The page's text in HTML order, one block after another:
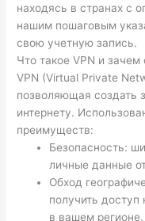
находясь в странах с
нашим пошаговым
свою учетную запись.
Что такое VPN и зачем
VPN (Virtual Private
позволяющая создать
интернету.
преимуществ:
Безопасность:
личные данные
Обход
получить
в вашем регионе.